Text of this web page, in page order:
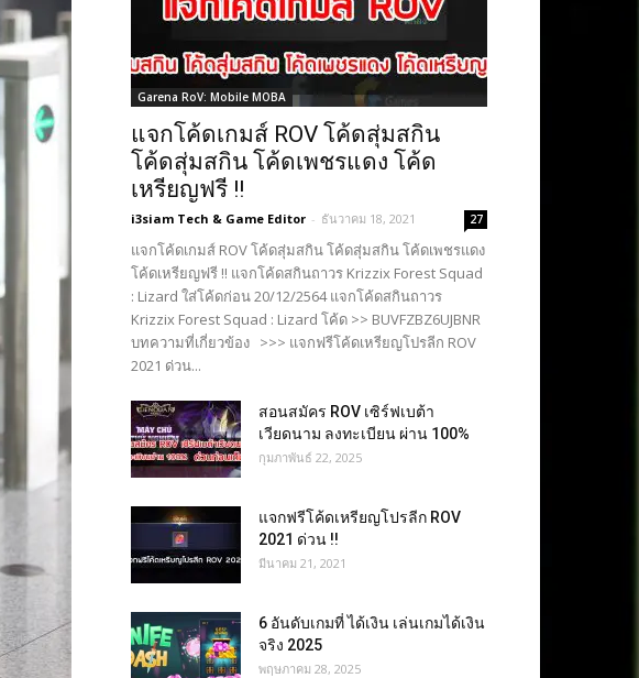
Garena RoV: Mobile MOBA
แจกโค้ดเกมส์ ROV โค้ดสุ่มสกิน
โค้ดสุ่มสกิน โค้ดเพชรแดง โค้ด
เหรียญฟรี !!
i3siam Tech & Game Editor - ธันวาคม 18, 2021 27
แจกโค้ดเกมส์ ROV โค้ดสุ่มสกิน โค้ดสุ่มสกิน โค้ดเพชรแดง
โค้ดเหรียญฟรี !! แจกโค้ดสกินถาวร Krizzix Forest Squad
: Lizard ใส่โค้ดก่อน 20/12/2564 แจกโค้ดสกินถาวร
Krizzix Forest Squad : Lizard โค้ด >> BUVFZBZ6UJBNR
บทความที่เกี่ยวข้อง >>> แจกฟรีโค้ดเหรียญโปรลีก ROV
2021 ด่วน...
สอนสมัคร ROV เซิร์ฟเบต้า
เวียดนาม ลงทะเบียน ผ่าน 100%
กุมภาพันธ์ 22, 2025
แจกฟรีโค้ดเหรียญโปรลีก ROV
2021 ด่วน !!
มีนาคม 21, 2021
6 อันดับเกมที่ ได้เงิน เล่นเกมได้เงิน
จริง 2025
พฤษภาคม 28, 2025